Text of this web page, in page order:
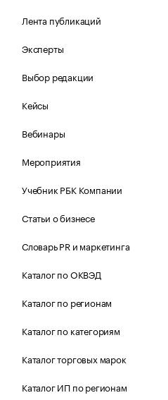
Лента публикаций
Эксперты
Выбор редакции
Кейсы
Вебинары
Мероприятия
Учебник РБК Компании
Статьи о бизнесе
Словарь PR и маркетинга
Каталог по ОКВЭД
Каталог по регионам
Каталог по категориям
Каталог торговых марок
Каталог ИП по регионам